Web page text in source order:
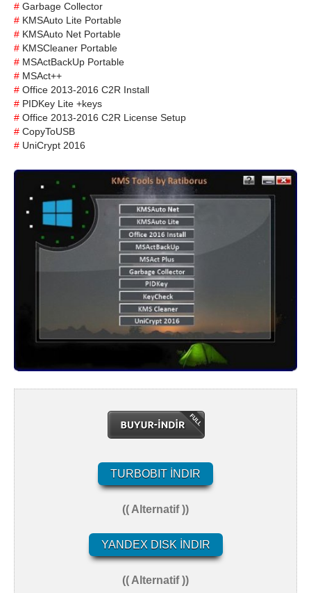
# Garbage Collector
# KMSAuto Lite Portable
# KMSAuto Net Portable
# KMSCleaner Portable
# MSActBackUp Portable
# MSAct++
# Office 2013-2016 C2R Install
# PIDKey Lite +keys
# Office 2013-2016 C2R License Setup
# CopyToUSB
# UniCrypt 2016
TURBOBIT İNDIR
(( Alternatif ))
YANDEX DISK İNDIR
(( Alternatif ))